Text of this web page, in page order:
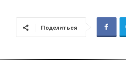
Поделиться